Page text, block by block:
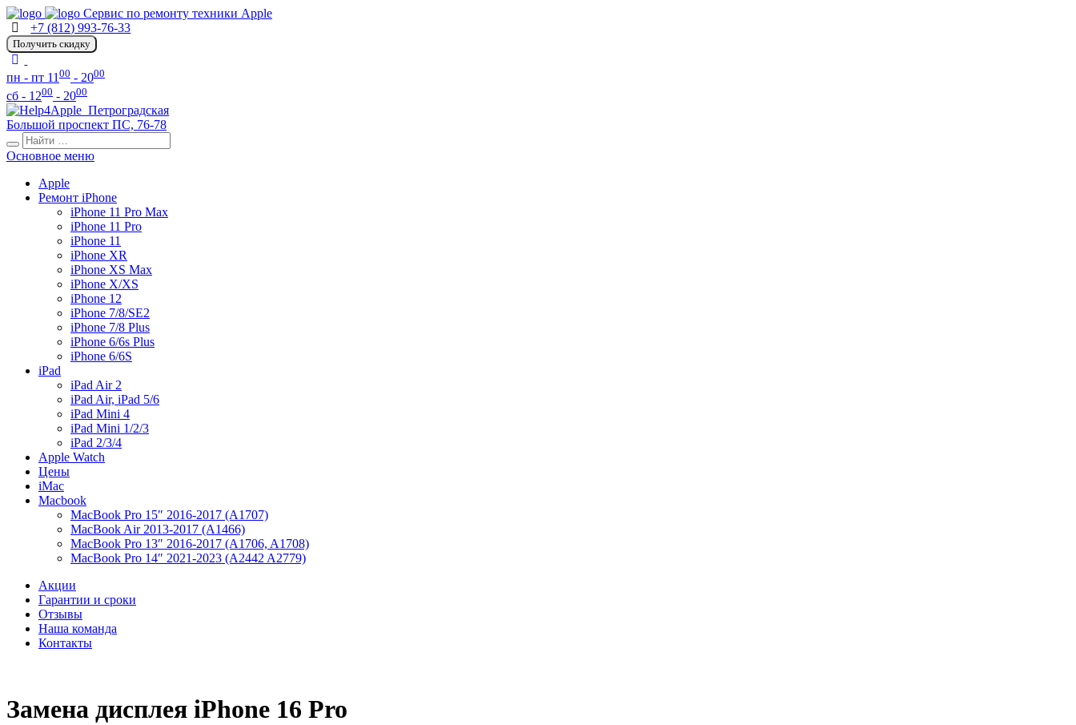
Сервис по ремонту техники Apple
+7 (812) 993-76-33
Получить скидку
пн - пт 11 00 - 2000
сб - 1200 - 2000
Петроградская
Большой проспект ПС, 76-78
Основное меню
Apple
Ремонт iPhone
iPhone 11 Pro Max
iPhone 11 Pro
iPhone 11
iPhone XR
iPhone XS Max
iPhone X/XS
iPhone 12
iPhone 7/8/SE2
iPhone 7/8 Plus
iPhone 6/6s Plus
iPhone 6/6S
iPad
iPad Air 2
iPad Air, iPad 5/6
iPad Mini 4
iPad Mini 1/2/3
iPad 2/3/4
Apple Watch
Цены
iMac
Macbook
MacBook Pro 15″ 2016-2017 (A1707)
MacBook Air 2013-2017 (A1466)
MacBook Pro 13″ 2016-2017 (A1706, A1708)
MacBook Pro 14″ 2021-2023 (A2442 A2779)
Акции
Гарантии и сроки
Отзывы
Наша команда
Контакты
Замена дисплея iPhone 16 Pro